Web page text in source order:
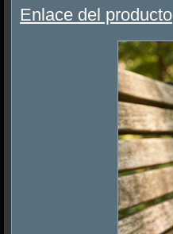
Enlace del producto